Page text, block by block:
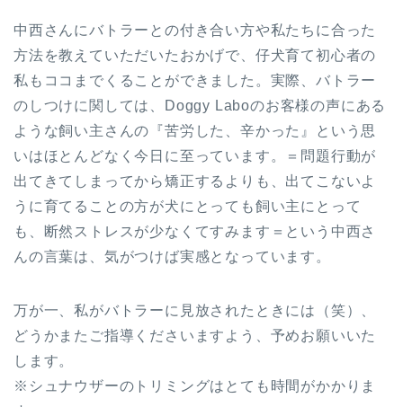
中西さんにバトラーとの付き合い方や私たちに合った
方法を教えていただいたおかげで、仔犬育て初心者の
私もココまでくることができました。実際、バトラー
のしつけに関しては、Doggy Laboのお客様の声にある
ような飼い主さんの『苦労した、辛かった』という思
いはほとんどなく今日に至っています。＝問題行動が
出てきてしまってから矯正するよりも、出てこないよ
うに育てることの方が犬にとっても飼い主にとって
も、断然ストレスが少なくてすみます＝という中西さ
んの言葉は、気がつけば実感となっています。
万が一、私がバトラーに見放されたときには（笑）、
どうかまたご指導くださいますよう、予めお願いいた
します。
※シュナウザーのトリミングはとても時間がかかりま